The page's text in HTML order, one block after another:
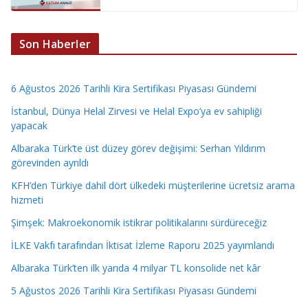
Son Haberler
6 Ağustos 2026 Tarihli Kira Sertifikası Piyasası Gündemi
İstanbul, Dünya Helal Zirvesi ve Helal Expo’ya ev sahipliği
yapacak
Albaraka Türk’te üst düzey görev değişimi: Serhan Yıldırım
görevinden ayrıldı
KFH’den Türkiye dahil dört ülkedeki müşterilerine ücretsiz arama
hizmeti
Şimşek: Makroekonomik istikrar politikalarını sürdüreceğiz
İLKE Vakfı tarafından İktisat İzleme Raporu 2025 yayımlandı
Albaraka Türk’ten ilk yarıda 4 milyar TL konsolide net kâr
5 Ağustos 2026 Tarihli Kira Sertifikası Piyasası Gündemi